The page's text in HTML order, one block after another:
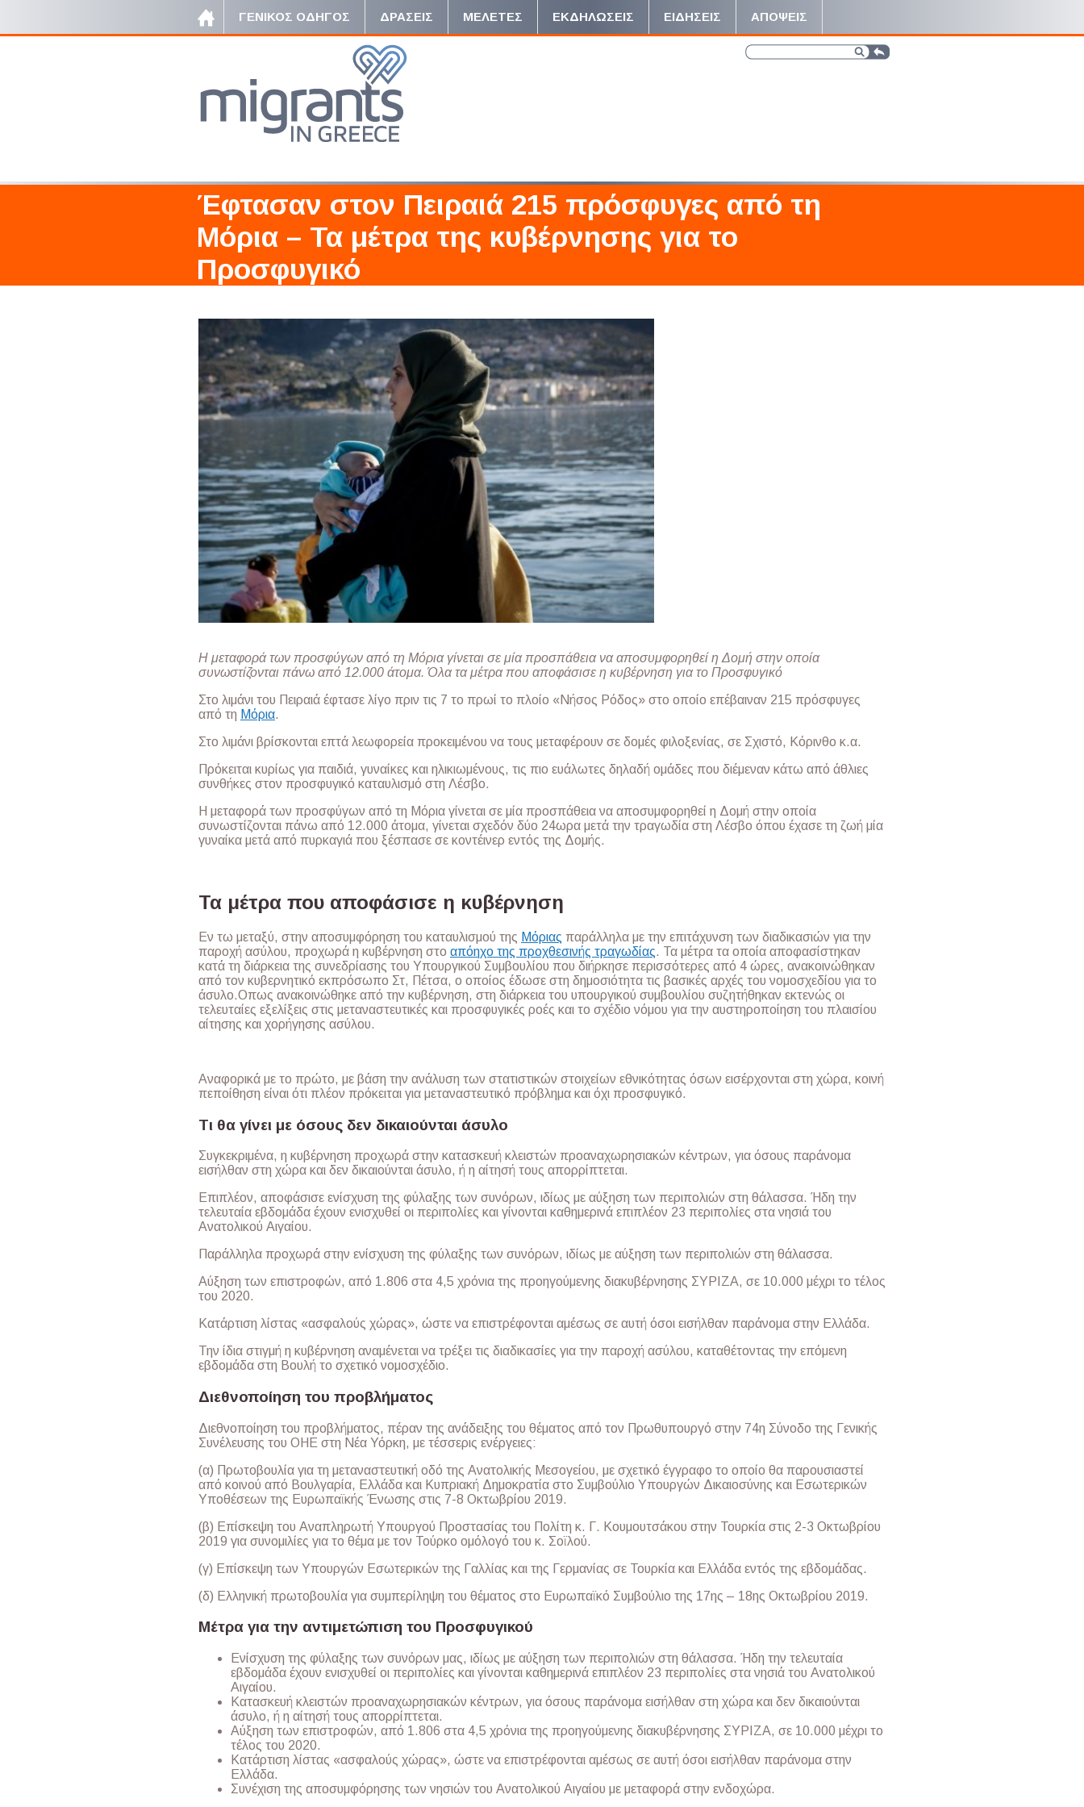
ΓΕΝΙΚΟΣ ΟΔΗΓΟΣ ΔΡΑΣΕΙΣ ΜΕΛΕΤΕΣ ΕΚΔΗΛΩΣΕΙΣ ΕΙΔΗΣΕΙΣ ΑΠΟΨΕΙΣ
Έφτασαν στον Πειραιά 215 πρόσφυγες από τη
Μόρια – Τα μέτρα της κυβέρνησης για το
Προσφυγικό
Η μεταφορά των προσφύγων από τη Μόρια γίνεται σε μία προσπάθεια να αποσυμφορηθεί η Δομή στην οποία
συνωστίζονται πάνω από 12.000 άτομα. Όλα τα μέτρα που αποφάσισε η κυβέρνηση για το Προσφυγικό
Στο λιμάνι του Πειραιά έφτασε λίγο πριν τις 7 το πρωί το πλοίο «Νήσος Ρόδος» στο οποίο επέβαιναν 215 πρόσφυγες
από τη Μόρια.
Στο λιμάνι βρίσκονται επτά λεωφορεία προκειμένου να τους μεταφέρουν σε δομές φιλοξενίας, σε Σχιστό, Κόρινθο κ.α.
Πρόκειται κυρίως για παιδιά, γυναίκες και ηλικιωμένους, τις πιο ευάλωτες δηλαδή ομάδες που διέμεναν κάτω από άθλιες
συνθήκες στον προσφυγικό καταυλισμό στη Λέσβο.
Η μεταφορά των προσφύγων από τη Μόρια γίνεται σε μία προσπάθεια να αποσυμφορηθεί η Δομή στην οποία
συνωστίζονται πάνω από 12.000 άτομα, γίνεται σχεδόν δύο 24ωρα μετά την τραγωδία στη Λέσβο όπου έχασε τη ζωή μία
γυναίκα μετά από πυρκαγιά που ξέσπασε σε κοντέινερ εντός της Δομής.
Τα μέτρα που αποφάσισε η κυβέρνηση
Εν τω μεταξύ, στην αποσυμφόρηση του καταυλισμού της Μόριας παράλληλα με την επιτάχυνση των διαδικασιών για την
παροχή ασύλου, προχωρά η κυβέρνηση στο απόηχο της προχθεσινής τραγωδίας. Τα μέτρα τα οποία αποφασίστηκαν
κατά τη διάρκεια της συνεδρίασης του Υπουργικού Συμβουλίου που διήρκησε περισσότερες από 4 ώρες, ανακοινώθηκαν
από τον κυβερνητικό εκπρόσωπο Στ, Πέτσα, ο οποίος έδωσε στη δημοσιότητα τις βασικές αρχές του νομοσχεδίου για το
άσυλο.Οπως ανακοινώθηκε από την κυβέρνηση, στη διάρκεια του υπουργικού συμβουλίου συζητήθηκαν εκτενώς οι
τελευταίες εξελίξεις στις μεταναστευτικές και προσφυγικές ροές και το σχέδιο νόμου για την αυστηροποίηση του πλαισίου
αίτησης και χορήγησης ασύλου.
Αναφορικά με το πρώτο, με βάση την ανάλυση των στατιστικών στοιχείων εθνικότητας όσων εισέρχονται στη χώρα, κοινή
πεποίθηση είναι ότι πλέον πρόκειται για μεταναστευτικό πρόβλημα και όχι προσφυγικό.
Τι θα γίνει με όσους δεν δικαιούνται άσυλο
Συγκεκριμένα, η κυβέρνηση προχωρά στην κατασκευή κλειστών προαναχωρησιακών κέντρων, για όσους παράνομα
εισήλθαν στη χώρα και δεν δικαιούνται άσυλο, ή η αίτησή τους απορρίπτεται.
Επιπλέον, αποφάσισε ενίσχυση της φύλαξης των συνόρων, ιδίως με αύξηση των περιπολιών στη θάλασσα. Ήδη την
τελευταία εβδομάδα έχουν ενισχυθεί οι περιπολίες και γίνονται καθημερινά επιπλέον 23 περιπολίες στα νησιά του
Ανατολικού Αιγαίου.
Παράλληλα προχωρά στην ενίσχυση της φύλαξης των συνόρων, ιδίως με αύξηση των περιπολιών στη θάλασσα.
Αύξηση των επιστροφών, από 1.806 στα 4,5 χρόνια της προηγούμενης διακυβέρνησης ΣΥΡΙΖΑ, σε 10.000 μέχρι το τέλος
του 2020.
Κατάρτιση λίστας «ασφαλούς χώρας», ώστε να επιστρέφονται αμέσως σε αυτή όσοι εισήλθαν παράνομα στην Ελλάδα.
Την ίδια στιγμή η κυβέρνηση αναμένεται να τρέξει τις διαδικασίες για την παροχή ασύλου, καταθέτοντας την επόμενη
εβδομάδα στη Βουλή το σχετικό νομοσχέδιο.
Διεθνοποίηση του προβλήματος
Διεθνοποίηση του προβλήματος, πέραν της ανάδειξης του θέματος από τον Πρωθυπουργό στην 74η Σύνοδο της Γενικής
Συνέλευσης του ΟΗΕ στη Νέα Υόρκη, με τέσσερις ενέργειες:
(α) Πρωτοβουλία για τη μεταναστευτική οδό της Ανατολικής Μεσογείου, με σχετικό έγγραφο το οποίο θα παρουσιαστεί
από κοινού από Βουλγαρία, Ελλάδα και Κυπριακή Δημοκρατία στο Συμβούλιο Υπουργών Δικαιοσύνης και Εσωτερικών
Υποθέσεων της Ευρωπαϊκής Ένωσης στις 7-8 Οκτωβρίου 2019.
(β) Επίσκεψη του Αναπληρωτή Υπουργού Προστασίας του Πολίτη κ. Γ. Κουμουτσάκου στην Τουρκία στις 2-3 Οκτωβρίου
2019 για συνομιλίες για το θέμα με τον Τούρκο ομόλογό του κ. Σοϊλού.
(γ) Επίσκεψη των Υπουργών Εσωτερικών της Γαλλίας και της Γερμανίας σε Τουρκία και Ελλάδα εντός της εβδομάδας.
(δ) Ελληνική πρωτοβουλία για συμπερίληψη του θέματος στο Ευρωπαϊκό Συμβούλιο της 17ης – 18ης Οκτωβρίου 2019.
Μέτρα για την αντιμετώπιση του Προσφυγικού
Ενίσχυση της φύλαξης των συνόρων μας, ιδίως με αύξηση των περιπολιών στη θάλασσα. Ήδη την τελευταία
εβδομάδα έχουν ενισχυθεί οι περιπολίες και γίνονται καθημερινά επιπλέον 23 περιπολίες στα νησιά του Ανατολικού
Αιγαίου.
Κατασκευή κλειστών προαναχωρησιακών κέντρων, για όσους παράνομα εισήλθαν στη χώρα και δεν δικαιούνται
άσυλο, ή η αίτησή τους απορρίπτεται.
Αύξηση των επιστροφών, από 1.806 στα 4,5 χρόνια της προηγούμενης διακυβέρνησης ΣΥΡΙΖΑ, σε 10.000 μέχρι το
τέλος του 2020.
Κατάρτιση λίστας «ασφαλούς χώρας», ώστε να επιστρέφονται αμέσως σε αυτή όσοι εισήλθαν παράνομα στην
Ελλάδα.
Συνέχιση της αποσυμφόρησης των νησιών του Ανατολικού Αιγαίου με μεταφορά στην ενδοχώρα.